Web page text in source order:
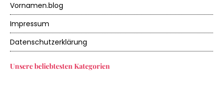
Vornamen.blog
Impressum
Datenschutzerklärung
Unsere beliebtesten Kategorien